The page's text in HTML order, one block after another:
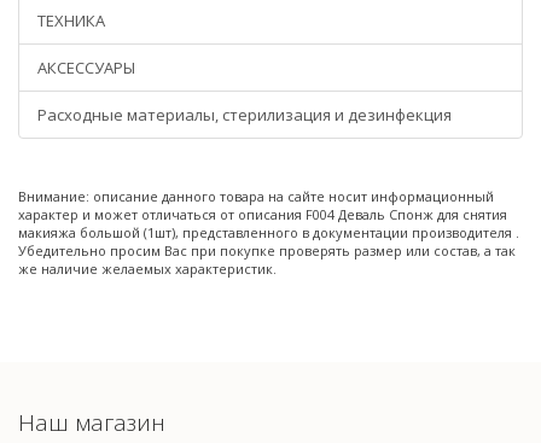
ТЕХНИКА
АКСЕССУАРЫ
Расходные материалы, стерилизация и дезинфекция
Внимание: описание данного товара на сайте носит информационный
характер и может отличаться от описания F004 Деваль Спонж для снятия
макияжа большой (1шт), представленного в документации производителя .
Убедительно просим Вас при покупке проверять размер или состав, а так
же наличие желаемых характеристик.
Наш магазин